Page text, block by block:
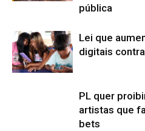
pública
Lei que
digitais
PL quer
artistas que
bets